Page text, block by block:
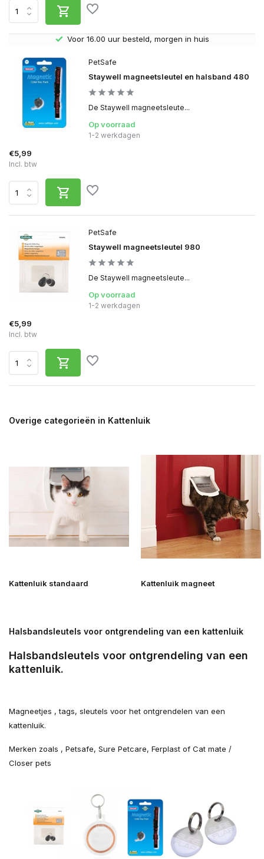
PetSafe
Staywell magneetsleutel 980
De Staywell magneetsleute...
Op voorraad
1-2 werkdagen
€5,99
Incl. btw
PetSafe
Staywell magneetsleutel en halsband 480
De Staywell magneetsleute...
Op voorraad
1-2 werkdagen
€5,99
Incl. btw
Voor 16.00 uur besteld, morgen in huis
Overige categorieën in Kattenluik
Kattenluik standaard Kattenluik magneet
Halsbandsleutels voor ontgrendeling van een kattenluik
Halsbandsleutels voor ontgrendeling van een
kattenluik.
Magneetjes , tags, sleutels voor het ontgrendelen van een
kattenluik.
Merken zoals , Petsafe, Sure Petcare, Ferplast of Cat mate /
Closer pets